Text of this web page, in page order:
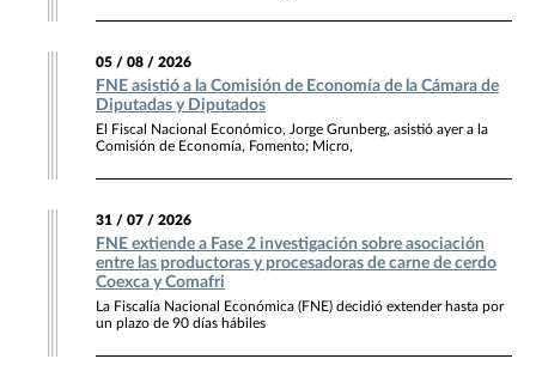
05 / 08 / 2026
FNE asistió a la Comisión de Economía de la Cámara de
Diputadas y Diputados
El Fiscal Nacional Económico, Jorge Grunberg, asistió ayer a la
Comisión de Economía, Fomento; Micro,
31 / 07 / 2026
FNE extiende a Fase 2 investigación sobre asociación
entre las productoras y procesadoras de carne de cerdo
Coexca y Comafri
La Fiscalía Nacional Económica (FNE) decidió extender hasta por
un plazo de 90 días hábiles